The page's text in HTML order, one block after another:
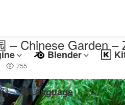
Blender
🌐 Language
– Chinese Garden –
755